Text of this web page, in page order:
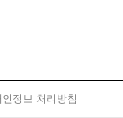
인정보 처리방침